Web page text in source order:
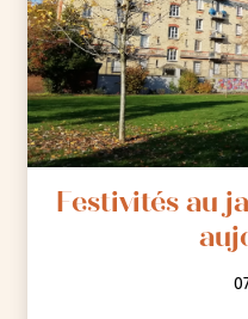
Festivités au